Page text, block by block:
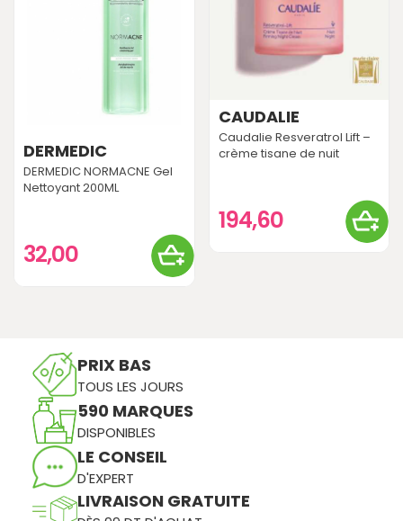
DERMEDIC
DERMEDIC NORMACNE Gel
Nettoyant 200ML
32,00
CAUDALIE
Caudalie Resveratrol Lift –
crème tisane de nuit
194,60
PRIX BAS
TOUS LES JOURS
590 MARQUES
DISPONIBLES
LE CONSEIL
D'EXPERT
LIVRAISON GRATUITE